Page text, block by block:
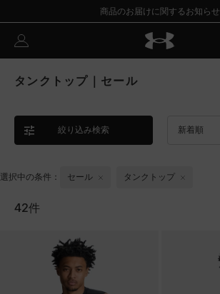
商品のお届けに関するお知らせ
タンクトップ｜セール
絞り込み検索 新着順
選択中の条件： セール タンクトップ
42件